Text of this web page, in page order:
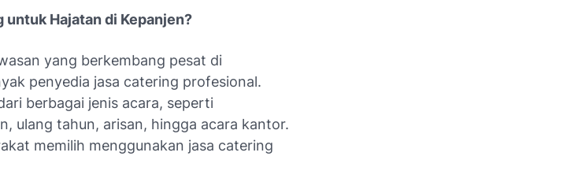
Hajatan di Kepanjen?
yang berkembang pesat di
penyedia jasa catering profesional.
berbagai jenis acara, seperti
ulang tahun, arisan, hingga acara kantor.
memilih menggunakan jasa catering